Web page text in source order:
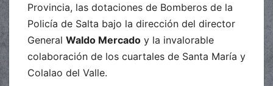
Provincia, las dotaciones de Bomberos de la
Policía de Salta bajo la dirección del director
General Waldo Mercado y la invalorable
colaboración de los cuartales de Santa María y
Colalao del Valle.